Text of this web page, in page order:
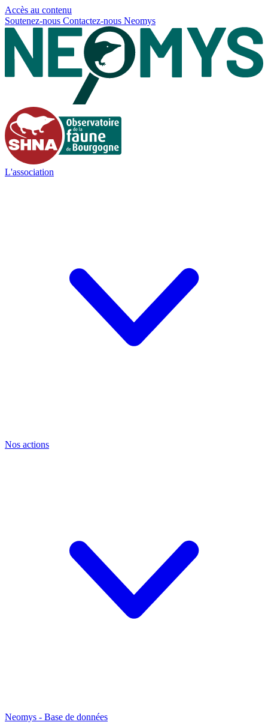
Accès au contenu
Soutenez-nous Contactez-nous Neomys
L'association
Nos actions
Neomys - Base de données
Panneau de gestion des cookies